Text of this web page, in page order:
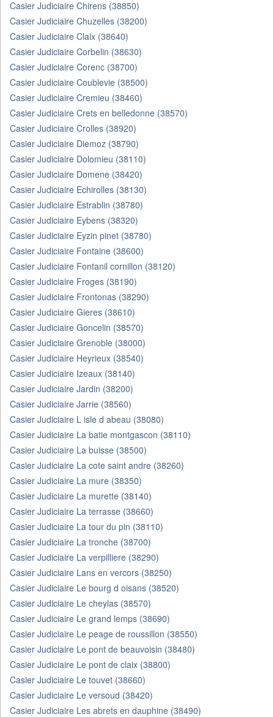
Casier Judiciaire Chirens (38850)
Casier Judiciaire Chuzelles (38200)
Casier Judiciaire Claix (38640)
Casier Judiciaire Corbelin (38630)
Casier Judiciaire Corenc (38700)
Casier Judiciaire Coublevie (38500)
Casier Judiciaire Cremieu (38460)
Casier Judiciaire Crets en belledonne (38570)
Casier Judiciaire Crolles (38920)
Casier Judiciaire Diemoz (38790)
Casier Judiciaire Dolomieu (38110)
Casier Judiciaire Domene (38420)
Casier Judiciaire Echirolles (38130)
Casier Judiciaire Estrablin (38780)
Casier Judiciaire Eybens (38320)
Casier Judiciaire Eyzin pinet (38780)
Casier Judiciaire Fontaine (38600)
Casier Judiciaire Fontanil cornillon (38120)
Casier Judiciaire Froges (38190)
Casier Judiciaire Frontonas (38290)
Casier Judiciaire Gieres (38610)
Casier Judiciaire Goncelin (38570)
Casier Judiciaire Grenoble (38000)
Casier Judiciaire Heyrieux (38540)
Casier Judiciaire Izeaux (38140)
Casier Judiciaire Jardin (38200)
Casier Judiciaire Jarrie (38560)
Casier Judiciaire L isle d abeau (38080)
Casier Judiciaire La batie montgascon (38110)
Casier Judiciaire La buisse (38500)
Casier Judiciaire La cote saint andre (38260)
Casier Judiciaire La mure (38350)
Casier Judiciaire La murette (38140)
Casier Judiciaire La terrasse (38660)
Casier Judiciaire La tour du pin (38110)
Casier Judiciaire La tronche (38700)
Casier Judiciaire La verpilliere (38290)
Casier Judiciaire Lans en vercors (38250)
Casier Judiciaire Le bourg d oisans (38520)
Casier Judiciaire Le cheylas (38570)
Casier Judiciaire Le grand lemps (38690)
Casier Judiciaire Le peage de roussillon (38550)
Casier Judiciaire Le pont de beauvoisin (38480)
Casier Judiciaire Le pont de claix (38800)
Casier Judiciaire Le touvet (38660)
Casier Judiciaire Le versoud (38420)
Casier Judiciaire Les abrets en dauphine (38490)